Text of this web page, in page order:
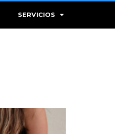
SERVICIOS